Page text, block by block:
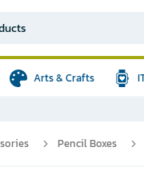
Arts & Crafts
Pencil Boxes